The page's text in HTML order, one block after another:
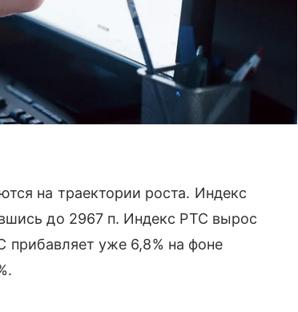
на траектории роста. Индекс
до 2967 п. Индекс РТС вырос
прибавляет уже 6,8% на фоне